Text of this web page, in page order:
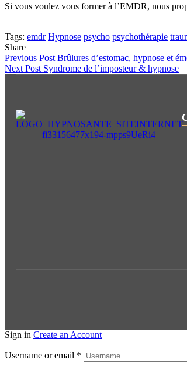
Si vous voulez vous former à l’EMDR, nous
Tags: emdr Hypnose psycho psychothérapie
Share
Previous Post Brûlures d’estomac, hypnose et
Next Post Syndrome de l’imposteur & hypnose
Sign in Create an Account
Username or email *